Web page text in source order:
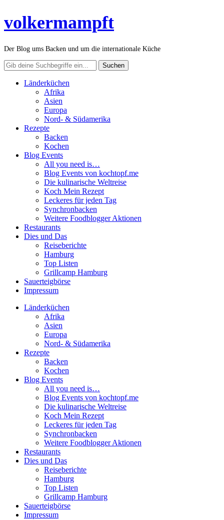
volkermampft
Der Blog ums Backen und um die internationale Küche
Länderküchen
Afrika
Asien
Europa
Nord- & Südamerika
Rezepte
Backen
Kochen
Blog Events
All you need is…
Blog Events von kochtopf.me
Die kulinarische Weltreise
Koch Mein Rezept
Leckeres für jeden Tag
Synchronbacken
Weitere Foodblogger Aktionen
Restaurants
Dies und Das
Reiseberichte
Hamburg
Top Listen
Grillcamp Hamburg
Sauerteigbörse
Impressum
Länderküchen
Afrika
Asien
Europa
Nord- & Südamerika
Rezepte
Backen
Kochen
Blog Events
All you need is…
Blog Events von kochtopf.me
Die kulinarische Weltreise
Koch Mein Rezept
Leckeres für jeden Tag
Synchronbacken
Weitere Foodblogger Aktionen
Restaurants
Dies und Das
Reiseberichte
Hamburg
Top Listen
Grillcamp Hamburg
Sauerteigbörse
Impressum